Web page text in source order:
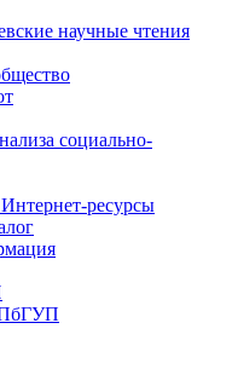
научные чтения
социально-
ресурсы